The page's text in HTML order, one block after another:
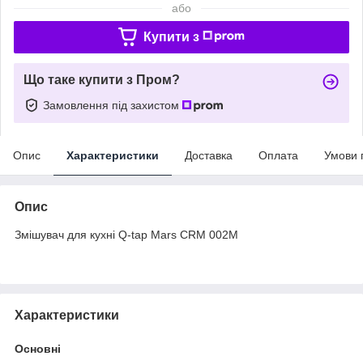
або
Купити з
Що таке купити з Пром?
Замовлення під захистом
Опис Характеристики Доставка Оплата Умови
Опис
Змішувач для кухні Q-tap Mars CRM 002M
Характеристики
Основні